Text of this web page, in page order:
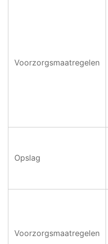
Voorzorgsmaatregelen
Opslag
Voorzorgsmaatregelen